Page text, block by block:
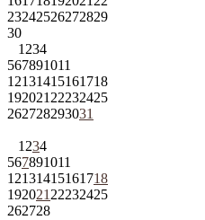
23242526272829
30
1 234
567891011
12131415161718
192021 22232425
262728293031
1 234
567891011
12131415161718
192021 22232425
262728